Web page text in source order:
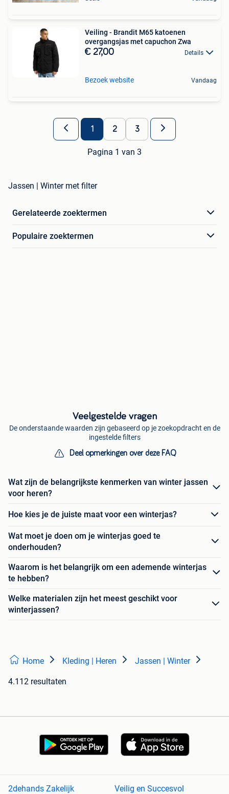
Veiling - Brandit M65 katoenen
overgangsjas met capuchon Zwa
€ 27,00 Details
Bezoek website Vandaag
1 2 3
Pagina 1 van 3
Jassen | Winter met filter
Gerelateerde zoektermen
Populaire zoektermen
Veelgestelde vragen
De onderstaande waarden zijn gebaseerd op je zoekopdracht en de
ingestelde filters
Deel opmerkingen over deze FAQ
Wat zijn de belangrijkste kenmerken van winter jassen
voor heren?
Hoe kies je de juiste maat voor een winterjas?
Wat moet je doen om je winterjas goed te
onderhouden?
Waarom is het belangrijk om een ademende winterjas
te hebben?
Welke materialen zijn het meest geschikt voor
winterjassen?
Home Kleding | Heren Jassen | Winter
4.112 resultaten
2dehands Zakelijk Veilig en Succesvol